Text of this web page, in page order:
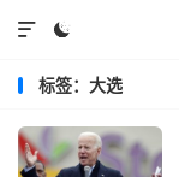


标签：大选